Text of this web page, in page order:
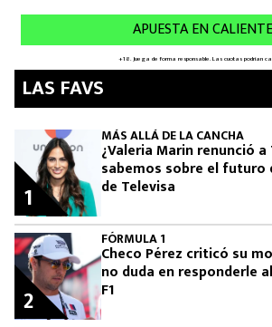
LAS FAVS
MÁS ALLÁ DE LA CANCHA
¿Valeria Marin renunció a
sabemos sobre el futuro
de Televisa
1
FÓRMULA 1
Checo Pérez criticó su
no duda en responderle
F1
2